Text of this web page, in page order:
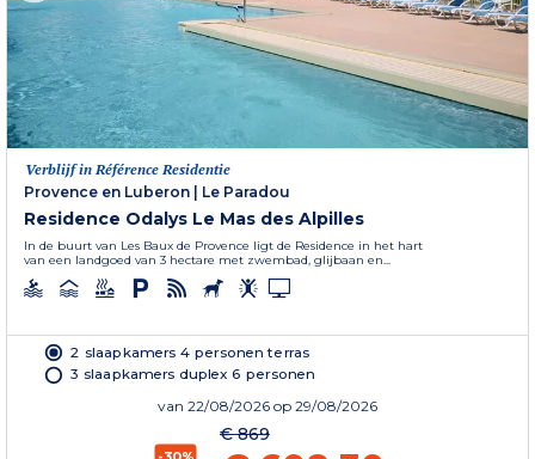
Verblijf in Référence Residentie
Provence en Luberon
Le Paradou
Residence Odalys Le Mas des Alpilles
In de buurt van Les Baux de Provence ligt de Residence in het hart
van een landgoed van 3 hectare met zwembad, glijbaan en...
2 slaapkamers 4 personen terras
3 slaapkamers duplex 6 personen
van 22/08/2026 op 29/08/2026
€ 869